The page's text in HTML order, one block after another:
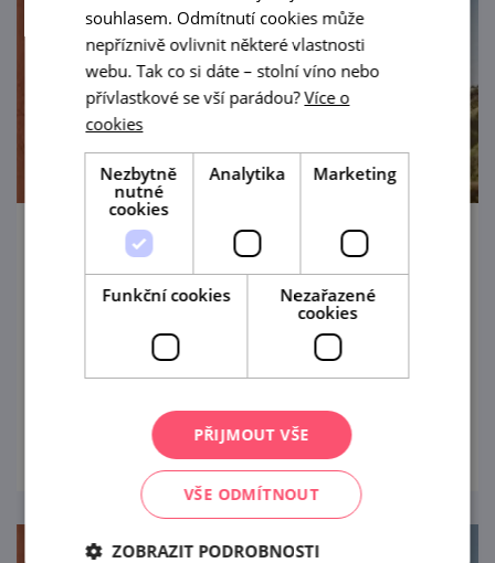
Sunset degustace na Rajské
6. 8. '26
Letní zážitková degustace na městské vinici
Rajská ve Znojmě
prohlédnout
souhlasem. Odmítnutí cookies může
nepříznivě ovlivnit některé vlastnosti
webu. Tak co si dáte – stolní víno nebo
přívlastkové se vší parádou?Více o
cookies
Nezbytně
nutné
cookies
Analytika Marketing
Funkční cookies
Nezařazené
cookies
PŘIJMOUT VŠE
VŠE ODMÍTNOUT
ZOBRAZIT PODROBNOSTI